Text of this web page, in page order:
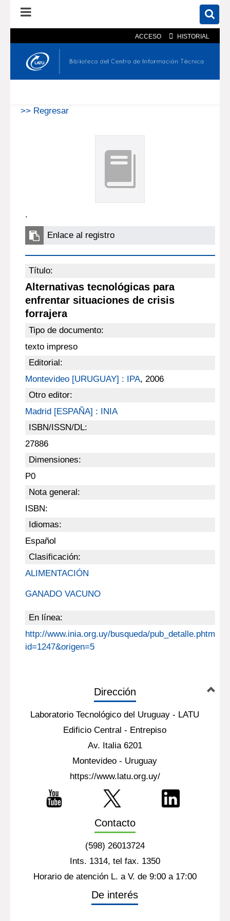
ACCESO HISTORIAL
En el catálogo En el sitio
>> Regresar
.
Enlace al registro
Título:
Alternativas tecnológicas para
enfrentar situaciones de crisis
forrajera
Tipo de documento:
texto impreso
Editorial:
Montevideo [URUGUAY] : IPA, 2006
Otro editor:
Madrid [ESPAÑA] : INIA
ISBN/ISSN/DL:
27886
Dimensiones:
P0
Nota general:
ISBN:
Idiomas:
Español
Clasificación:
ALIMENTACIÓN
GANADO VACUNO
En línea:
http://www.inia.org.uy/busqueda/pub_detalle.phtml?
id=1247&origen=5
Dirección
Laboratorio Tecnológico del Uruguay - LATU
Edificio Central - Entrepiso
Av. Italia 6201
Montevideo - Uruguay
https://www.latu.org.uy/
Contacto
(598) 26013724
Ints. 1314, tel fax. 1350
Horario de atención L. a V. de 9:00 a 17:00
De interés